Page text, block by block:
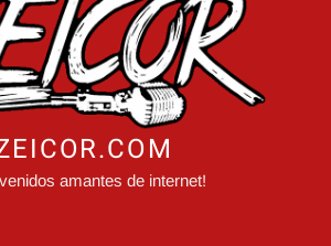
amantes de internet!